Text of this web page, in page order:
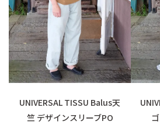
UNIVERSAL TISSU Balus天
竺 デザインスリーブPO